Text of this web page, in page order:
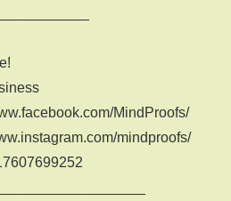
MindProofs/
mindproofs/